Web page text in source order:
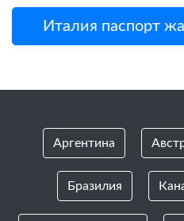
Италия паспорт
Аргентина
Бразилия